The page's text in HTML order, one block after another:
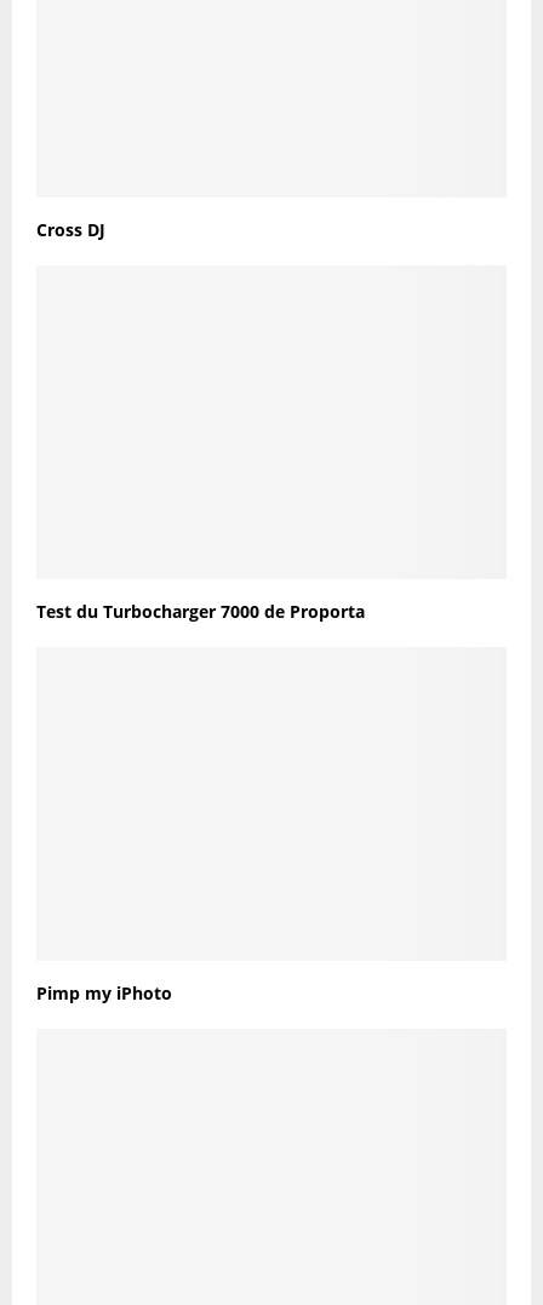
Cross DJ
Test du Turbocharger 7000 de Proporta
Pimp my iPhoto